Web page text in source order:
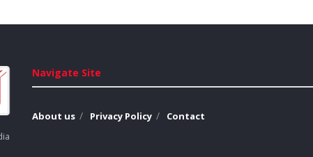
Navigate Site
About us Privacy Policy Contact